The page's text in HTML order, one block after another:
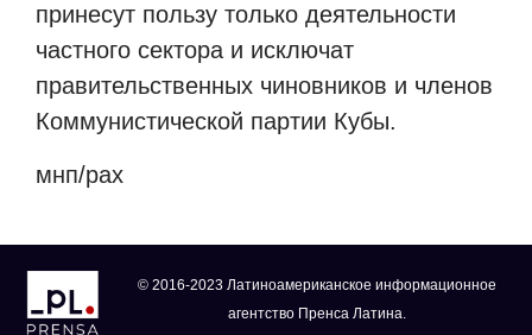
принесут пользу только деятельности
частного сектора и исключат
правительственных чиновников и членов
Коммунистической партии Кубы.
мнп/рах
© 2016-2023 Латиноамериканское информационное
агентство Пренса Латина.